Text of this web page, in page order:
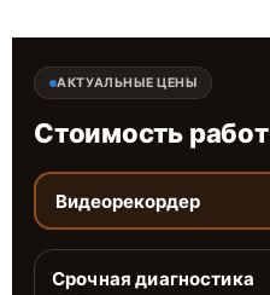
АКТУАЛЬНЫЕ ЦЕНЫ
Стоимость работ
Видеорекордер
Срочная диагностика